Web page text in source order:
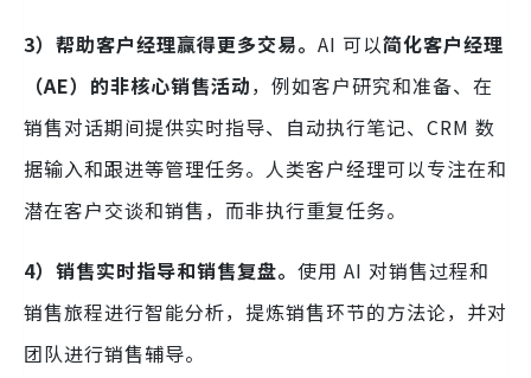
3）帮助客户经理赢得更多交易。 AI 可以简化客户经理
（AE）的非核心销售活动，例如客户研究和准备、在
销售对话期间提供实时指导、自动执行笔记、CRM 数
据输入和跟进等管理任务。人类客户经理可以专注在和
潜在客户交谈和销售，而非执行重复任务。
4）销售实时指导和销售复盘。 使用 AI 对销售过程和
销售旅程进行智能分析，提炼销售环节的方法论，并对
团队进行销售辅导。